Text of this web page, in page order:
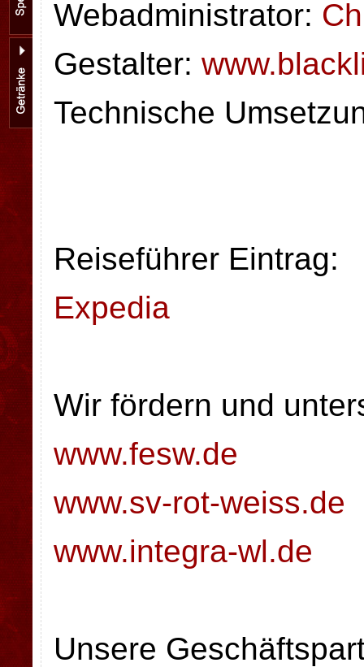
Webadministrator:
Gestalter:
Technische
Reiseführer Eintrag:
Expedia
Wir fördern und
www.fesw.de
www.sv-rot-weiss.de
www.integra-wl.de
Unsere